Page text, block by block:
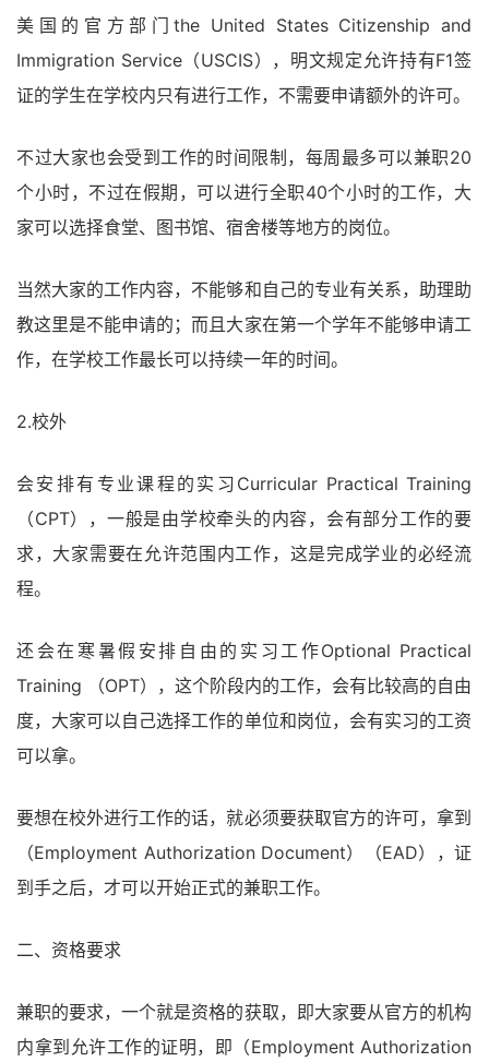
美国的官方部门the United States Citizenship and
Immigration Service（USCIS），明文规定允许持有F1签
证的学生在学校内只有进行工作，不需要申请额外的许可。
不过大家也会受到工作的时间限制，每周最多可以兼职20
个小时，不过在假期，可以进行全职40个小时的工作，大
家可以选择食堂、图书馆、宿舍楼等地方的岗位。
当然大家的工作内容，不能够和自己的专业有关系，助理助
教这里是不能申请的；而且大家在第一个学年不能够申请工
作，在学校工作最长可以持续一年的时间。
2.校外
会安排有专业课程的实习Curricular Practical Training
（CPT），一般是由学校牵头的内容，会有部分工作的要
求，大家需要在允许范围内工作，这是完成学业的必经流
程。
还会在寒暑假安排自由的实习工作Optional Practical
Training （OPT），这个阶段内的工作，会有比较高的自由
度，大家可以自己选择工作的单位和岗位，会有实习的工资
可以拿。
要想在校外进行工作的话，就必须要获取官方的许可，拿到
（Employment Authorization Document）（EAD），证
到手之后，才可以开始正式的兼职工作。
二、资格要求
兼职的要求，一个就是资格的获取，即大家要从官方的机构
内拿到允许工作的证明，即（Employment Authorization